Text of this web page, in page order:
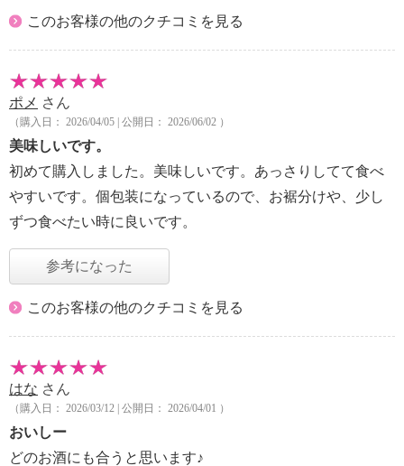
このお客様の他のクチコミを見る
ポメ さん
（購入日： 2026/04/05 | 公開日： 2026/06/02 ）
美味しいです。
初めて購入しました。美味しいです。あっさりしてて食べ
やすいです。個包装になっているので、お裾分けや、少し
ずつ食べたい時に良いです。
参考になった
このお客様の他のクチコミを見る
はな さん
（購入日： 2026/03/12 | 公開日： 2026/04/01 ）
おいしー
どのお酒にも合うと思います♪